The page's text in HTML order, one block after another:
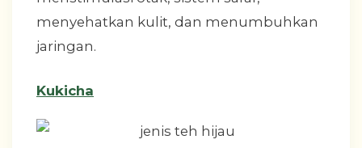
menyehatkan kulit, dan menumbuhkan
jaringan.
Kukicha